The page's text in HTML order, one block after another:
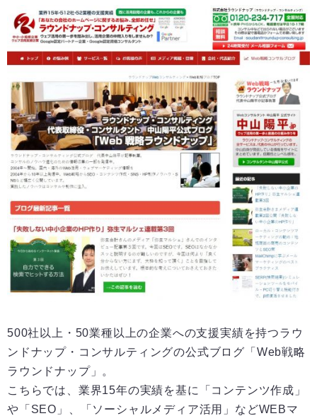
500社以上・50業種以上の企業への支援実績を持つラウ
ンドナップ・コンサルティングの公式ブログ「Web戦略
ラウンドナップ」。
こちらでは、業界15年の実績を基に「コンテンツ作成」
や「SEO」、「ソーシャルメディア活用」などWEBマ